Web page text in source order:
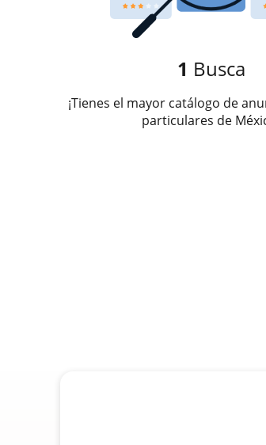
1 Busca
¡Tienes el mayor catálogo de
particulares de